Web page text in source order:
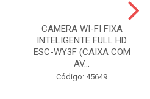
CAMERA WI-FI FIXA
INTELIGENTE FULL HD
ESC-WY3F (CAIXA COM
AV...
Código: 45649